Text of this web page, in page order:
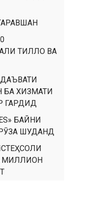
ТИЛЛО ВА
БА ХИЗМАТИ
ГАРДИД
БАЙНИ
ШУДАНД
МИЛЛИОН